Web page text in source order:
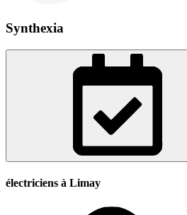
Synthexia
électriciens à Limay